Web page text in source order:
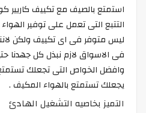
استمتع بالصيف مع تكييف كاريير
التتبع التى تعمل على توفير
ليس متوفر فى اى تكييف ولكن
فى الاسواق لازم نبذل كل جهدنا
وافضل الخواص التى تجعلك
يجعلك تستمتع بالهواء المكيف .
التميز بخاصيه التشغيل الهادئ